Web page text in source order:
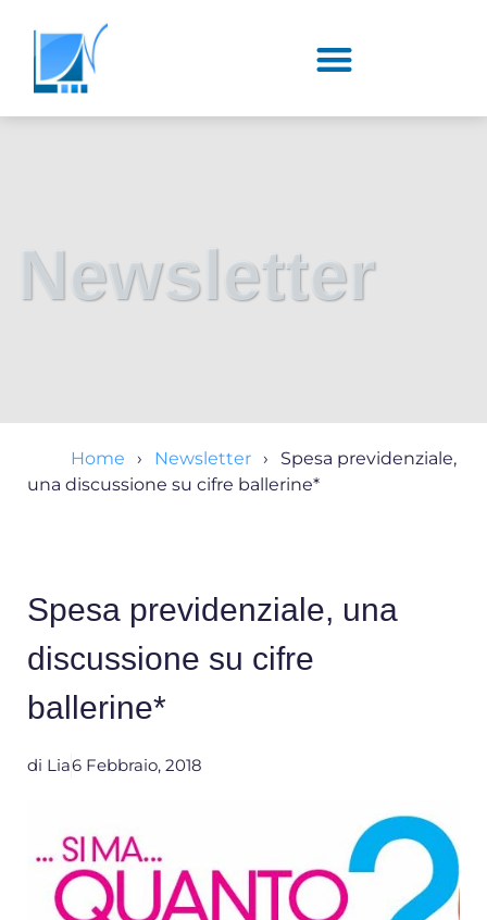
Newsletter
Home Newsletter
Spesa previdenziale,
una discussione su cifre ballerine*
Spesa previdenziale, una
discussione su cifre
ballerine*
di Lia6 Febbraio, 2018